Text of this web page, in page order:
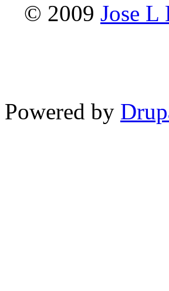
© 2009 Jose L
Powered by